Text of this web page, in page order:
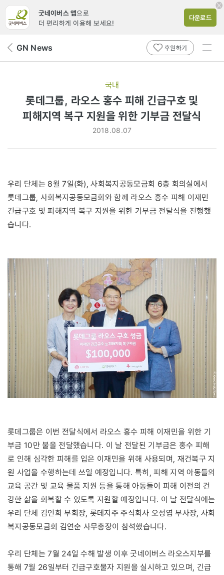
굿네이버스 앱으로
더 편리하게 이용해 보세요!
다운로드
뒤 GN News 후원하기
전체
국내
롯데그룹, 라오스 홍수 피해 긴급구호 및
피해지역 복구 지원을 위한 기부금 전달식
2018.08.07
우리 단체는 8월 7일(화), 사회복지공동모금회 6층 회의실에서
롯데그룹, 사회복지공동모금회와 함께 라오스 홍수 피해 이재민
긴급구호 및 피해지역 복구 지원을 위한 기부금 전달식을 진행했
습니다.
롯데그룹은 이번 전달식에서 라오스 홍수 피해 이재민을 위한 기
부금 10만 불을 전달했습니다. 이 날 전달된 기부금은 홍수 피해
로 인해 심각한 피해를 입은 이재민을 위해 사용되며, 재건복구 지
원 사업을 수행하는데 쓰일 예정입니다. 특히, 피해 지역 아동들의
교육 공간 및 교육 물품 지원 등을 통해 아동들이 피해 이전의 건
강한 삶을 회복할 수 있도록 지원할 예정입니다. 이 날 전달식에는
우리 단체 김인희 부회장, 롯데지주 주식회사 오성엽 부사장, 사회
복지공동모금회 김연순 사무총장이 참석했습니다.
우리 단체는 7월 24일 수해 발생 이후 굿네이버스 라오스지부를
통해 7월 26일부터 긴급구호물자 지원을 실시하고 있으며, 긴급